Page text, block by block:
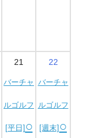
21
バーチャ
ルゴルフ
[平日] ○
22
バーチャ
ルゴルフ
[週末] ○